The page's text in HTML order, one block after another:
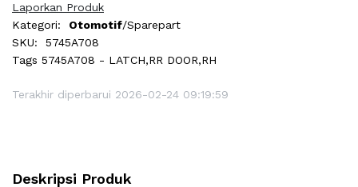
Laporkan Produk
Kategori:
Otomotif/Sparepart
SKU:
5745A708
Tags 5745A708 - LATCH,RR DOOR,RH
Terakhir diperbarui 2026-02-24 09:19:59
Deskripsi Produk